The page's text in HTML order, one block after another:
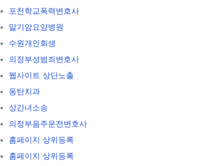
포천학교폭력변호사
말기암요양병원
수원개인회생
의정부성범죄변호사
웹사이트 상단노출
동탄치과
상간녀소송
의정부음주운전변호사
홈페이지 상위등록
홈페이지 상위등록